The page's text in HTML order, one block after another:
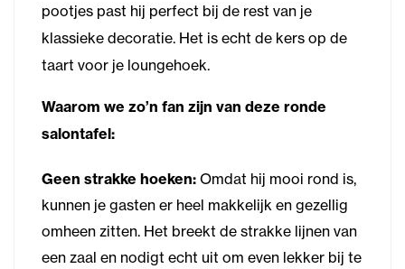
pootjes past hij perfect bij de rest van je
klassieke decoratie. Het is echt de kers op de
taart voor je loungehoek.
Waarom we zo’n fan zijn van deze ronde
salontafel:
Geen strakke hoeken: Omdat hij mooi rond is,
kunnen je gasten er heel makkelijk en gezellig
omheen zitten. Het breekt de strakke lijnen van
een zaal en nodigt echt uit om even lekker bij te